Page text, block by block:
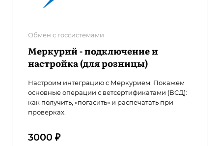
Обмен с госсистемами
Меркурий - подключение и
настройка (для розницы)
Настроим интеграцию с Меркурием. Покажем
основные операции с ветсертификатами (ВСД):
как получить, «погасить» и распечатать при
проверках.
3000 ₽